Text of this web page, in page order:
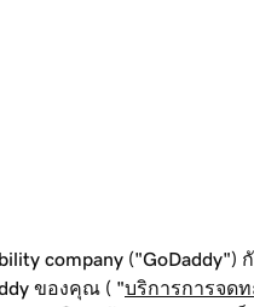
company
ของคุณ ( "บริการการจด